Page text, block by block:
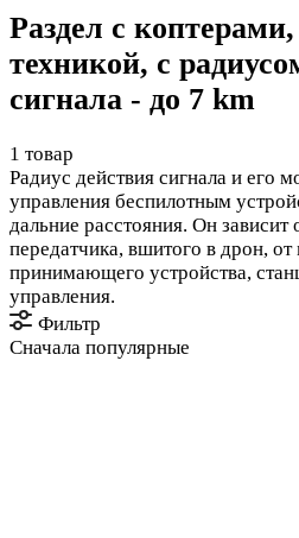
Раздел с
техникой, с
сигнала - до 7 km
1 товар
Радиус действия сигнала и его
управления беспилотным
дальние расстояния. Он
передатчика, вшитого в дрон,
принимающего устройства,
управления.
Фильтр
Сначала популярные